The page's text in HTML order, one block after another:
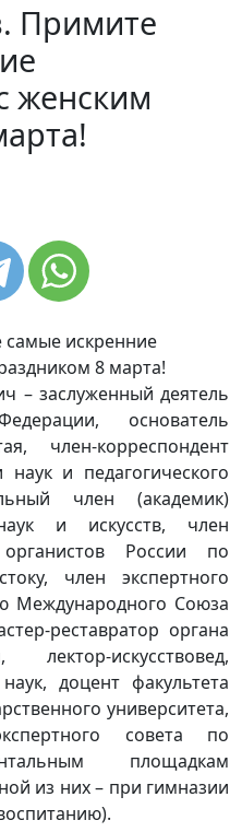
Примите
женским
– заслуженный деятель
основатель
член-корреспондент
и педагогического
член (академик)
и искусств, член
России по
член экспертного
Международного Союза
реставратор органа
искусствовед,
доцент факультета
университета,
совета по
площадкам
из них – при гимназии